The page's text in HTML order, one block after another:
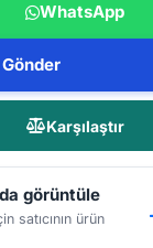
WhatsApp
Karşılaştır
görüntüle
satıcının ürün